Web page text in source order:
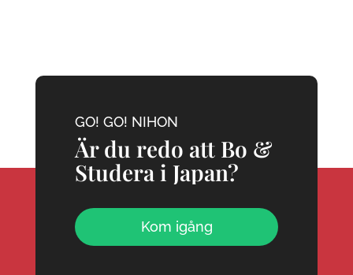
GO! GO! NIHON
Är du redo att Bo &
Studera i Japan?
Kom igång